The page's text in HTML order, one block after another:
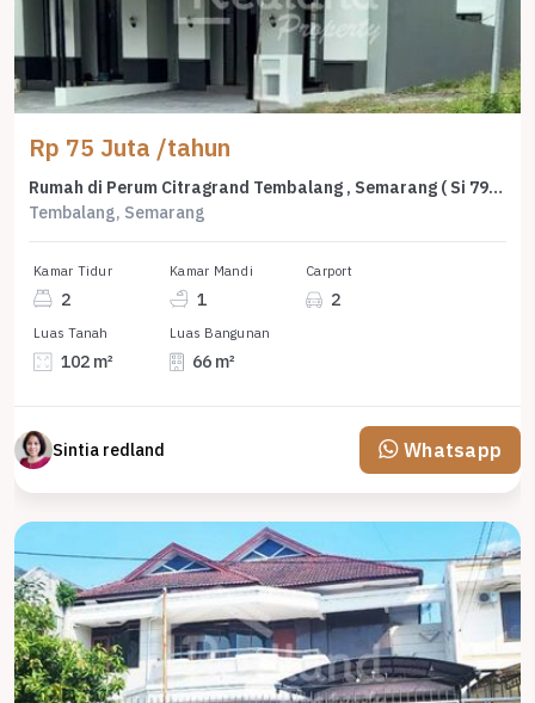
Rp 75 Juta /tahun
Rumah di Perum Citragrand Tembalang , Semarang ( Si 7996 )
Tembalang, Semarang
Kamar Tidur
2
Kamar Mandi
1
Carport
2
Luas Tanah
102 m²
Luas Bangunan
66 m²
Sintia redland Whatsapp